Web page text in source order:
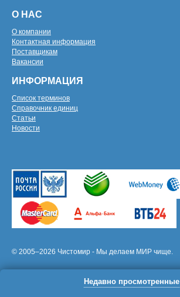
О НАС
О компании
Контактная информация
Поставщикам
Вакансии
ИНФОРМАЦИЯ
Список терминов
Справочник единиц
Статьи
Новости
© 2005–2026 Чистомир - Мы делаем МИР чище.
Недавно просмотренные